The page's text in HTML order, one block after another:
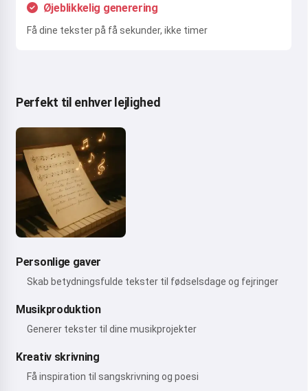
Øjeblikkelig generering
Få dine tekster på få sekunder, ikke timer
Perfekt til enhver lejlighed
Personlige gaver
Skab betydningsfulde tekster til fødselsdage og fejringer
Musikproduktion
Generer tekster til dine musikprojekter
Kreativ skrivning
Få inspiration til sangskrivning og poesi